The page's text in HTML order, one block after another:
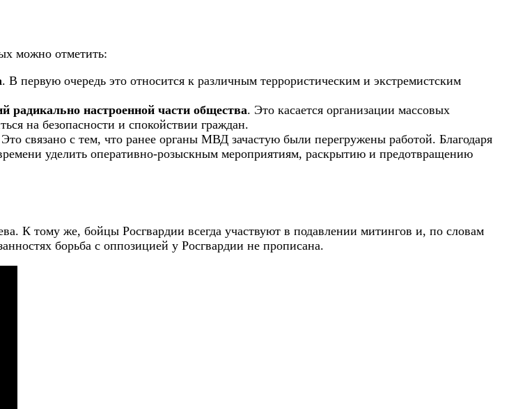
можно отметить:
. В первую очередь это относится к различным террористическим и экстремистским
радикально настроенной части общества. Это касается организации массовых
на безопасности и спокойствии граждан.
связано с тем, что ранее органы МВД зачастую были перегружены работой. Благодаря
уделить оперативно-розыскным мероприятиям, раскрытию и предотвращению
К тому же, бойцы Росгвардии всегда участвуют в подавлении митингов и, по словам
борьба с оппозицией у Росгвардии не прописана.